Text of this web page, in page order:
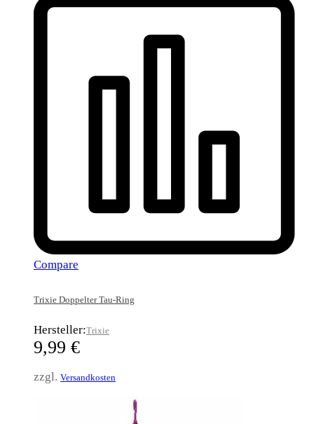
Compare
Trixie Doppelter Tau-Ring
Hersteller:Trixie
9,99 €
zzgl. Versandkosten